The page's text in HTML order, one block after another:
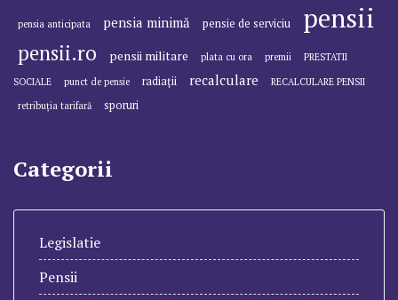
pensia anticipata pensia minimă pensie de serviciu pensii
pensii.ro pensii militare plata cu ora premii
PRESTATII
SOCIALE
punct de pensie radiații recalculare
RECALCULARE PENSII
retribuția tarifară
sporuri
Categorii
Legislatie
Pensii